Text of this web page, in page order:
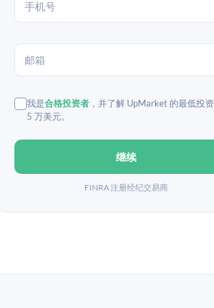
我是合格投资者 ，并了解 UpMarket 的最低投
5 万美元。
继续
FINRA 注册经纪交易商